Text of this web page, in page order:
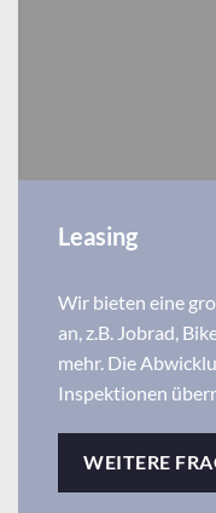
Leasing
Wir bieten eine
an, z.B. Jobrad,
mehr. Die
Inspektionen
WEITERE